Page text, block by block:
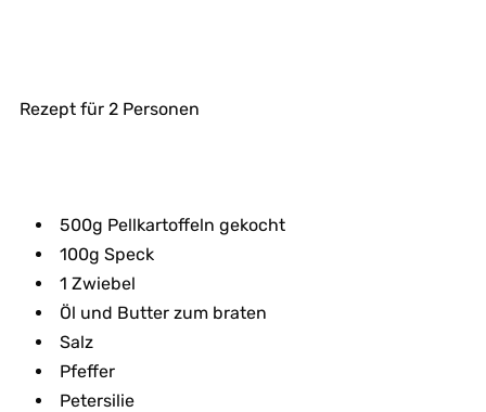
Rezept für 2 Personen
500g Pellkartoffeln gekocht
100g Speck
1 Zwiebel
Öl und Butter zum braten
Salz
Pfeffer
Petersilie